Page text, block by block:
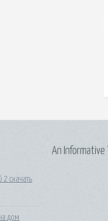
скачать
дом
An Informative